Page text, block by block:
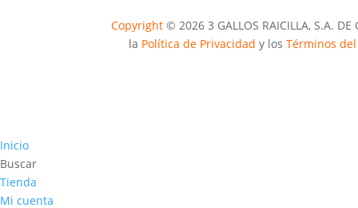
Copyright© 2026 3 GALLOS RAICILLA, S.A. DE
la Política de Privacidad y los Términos
Inicio
Buscar
Tienda
Mi cuenta